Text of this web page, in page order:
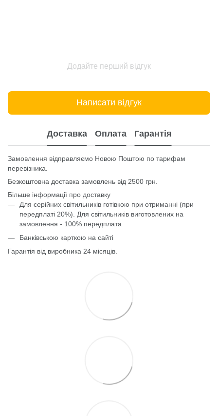
Додайте перший відгук
Написати відгук
Доставка Оплата Гарантія
Замовлення відправляємо Новою Поштою по тарифам
перевізника.
Безкоштовна доставка замовлень від 2500 грн.
Більше інформації про доставку
Для серійних світильників готівкою при отриманні (при
передплаті 20%). Для світильників виготовлених на
замовлення - 100% передплата
Банківською карткою на сайті
Гарантія від виробника 24 місяців.